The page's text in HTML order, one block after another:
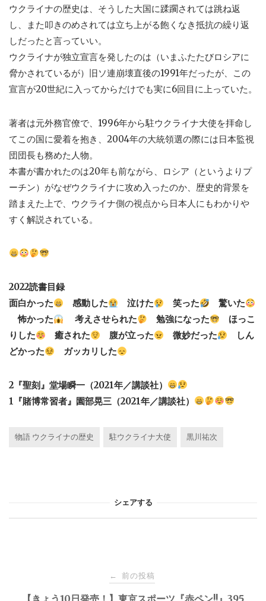
ウクライナの歴史は、そうした大国に蹂躙されては跳ね返
し、また叩きのめされては立ち上がる飽くなき抵抗の繰り返
しだったと言っていい。
ウクライナが独立宣言を発したのは（いまふたたびロシアに
脅かされているが）旧ソ連崩壊直後の1991年だったが、この
宣言が20世紀に入ってからだけでも実に6回目に上っていた。
著者は元外務官僚で、1996年から駐ウクライナ大使を拝命し
てこの国に愛着を抱き、2004年の大統領選の際には日本監視
団団長も務めた人物。
本書が書かれたのは20年も前ながら、ロシア（というよりプ
ーチン）がなぜウクライナに攻め入ったのか、歴史的背景を
踏まえた上で、ウクライナ側の視点から日本人にもわかりや
すく解説されている。
2022読書目録
面白かった
感動した 泣けた 笑った
驚いた
怖かった
考えさせられた 勉強になった
ほっこ
りした
癒された 腹が立った 微妙だった
しん
どかった
ガッカリした
2『聖刻』堂場瞬一 （2021年／講談社）
1『賭博常習者』園部晃三（2021年／講談社）
物語 ウクライナの歴史 駐ウクライナ大使 黒川祐次
シェアする
← 前の投稿
【きょう10日発売！】東京スポーツ『赤ペン!!』395